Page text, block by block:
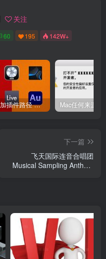
关注
60 195 142W+
宿主添加插件路径 插件路径设置 VSTPlugins路径
下一篇
飞天国际连音合唱团
Musical Sampling Anthem